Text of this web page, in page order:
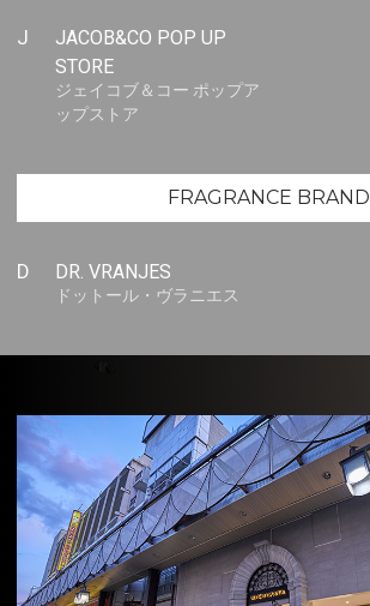
J
JACOB&CO POP UP
STORE
ジェイコブ＆コー ポップア
ップストア
FRAGRANCE BRAND
D DR. VRANJES
ドットール・ヴラニエス